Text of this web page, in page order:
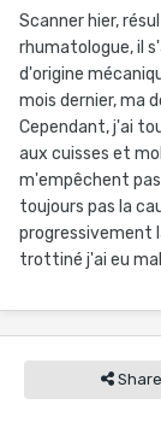
Scanner hier,
rhumatologue, il
d'origine
mois dernier, ma
Cependant, j'ai
aux cuisses et
m'empêchent
toujours pas la
progressivement
trottiné j'ai eu
Share